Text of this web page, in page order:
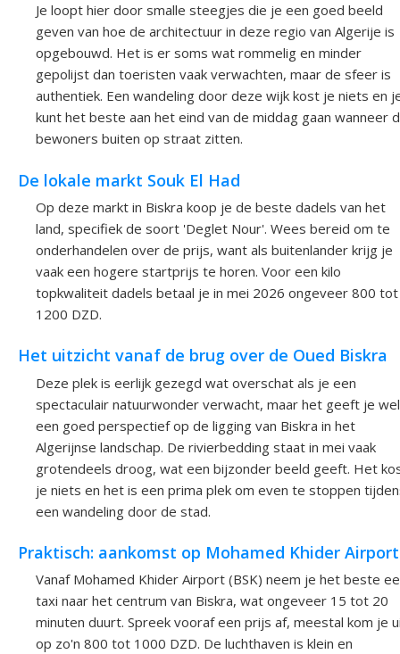
Je loopt hier door smalle steegjes die je een goed beeld
geven van hoe de architectuur in deze regio van Algerije is
opgebouwd. Het is er soms wat rommelig en minder
gepolijst dan toeristen vaak verwachten, maar de sfeer is
authentiek. Een wandeling door deze wijk kost je niets en
kunt het beste aan het eind van de middag gaan wanneer
bewoners buiten op straat zitten.
De lokale markt Souk El Had
Op deze markt in Biskra koop je de beste dadels van het
land, specifiek de soort 'Deglet Nour'. Wees bereid om te
onderhandelen over de prijs, want als buitenlander krijg je
vaak een hogere startprijs te horen. Voor een kilo
topkwaliteit dadels betaal je in mei 2026 ongeveer 800 tot
1200 DZD.
Het uitzicht vanaf de brug over de Oued Biskra
Deze plek is eerlijk gezegd wat overschat als je een
spectaculair natuurwonder verwacht, maar het geeft je wel
een goed perspectief op de ligging van Biskra in het
Algerijnse landschap. De rivierbedding staat in mei vaak
grotendeels droog, wat een bijzonder beeld geeft. Het
je niets en het is een prima plek om even te stoppen
een wandeling door de stad.
Praktisch: aankomst op Mohamed Khider Airport
Vanaf Mohamed Khider Airport (BSK) neem je het beste
taxi naar het centrum van Biskra, wat ongeveer 15 tot 20
minuten duurt. Spreek vooraf een prijs af, meestal kom je
op zo'n 800 tot 1000 DZD. De luchthaven is klein en